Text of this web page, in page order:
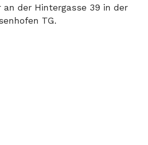
an der Hintergasse 39 in der
TG.